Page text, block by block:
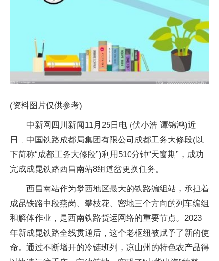
(资料图片仅供参考)
中新网四川新闻11月25日电 (伏小浩 谭锦鸿)近
日，中国铁路成都局集团有限公司成都工务大修段(以
下简称“成都工务大修段”)利用510分钟“天窗期”，成功
完成成昆铁路西昌南站8组道岔更换任务。
西昌南站作为攀西地区最大的铁路编组站，承担着
成昆铁路中段燕岗、攀枝花、密地三个方向的列车编组
和解体作业，是西南铁路货运网络的重要节点。2023
年新成昆铁路全线贯通后，这个老枢纽被赋予了新的使
命。通过不断增开的冷链班列，凉山州的特色农产品得